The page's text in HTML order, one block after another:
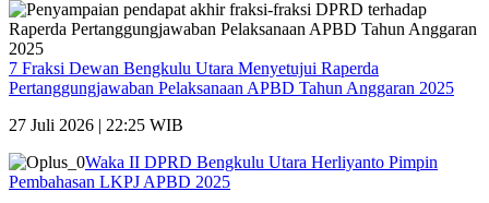
7 Fraksi Dewan Bengkulu Utara Menyetujui Raperda
Pertanggungjawaban Pelaksanaan APBD Tahun Anggaran 2025
27 Juli 2026 | 22:25 WIB
Waka II DPRD Bengkulu Utara Herliyanto Pimpin
Pembahasan LKPJ APBD 2025